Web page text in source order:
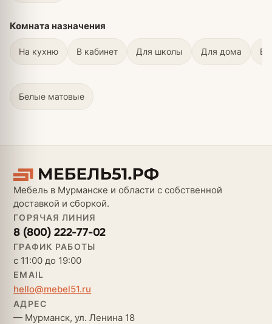
Комната назначения
На кухню В кабинет Для школы Для дома В
Белые матовые
Мебель в Мурманске и области с собственной
доставкой и сборкой.
ГОРЯЧАЯ ЛИНИЯ
8 (800) 222-77-02
ГРАФИК РАБОТЫ
с 11:00 до 19:00
EMAIL
hello@mebel51.ru
АДРЕС
— Мурманск, ул. Ленина 18